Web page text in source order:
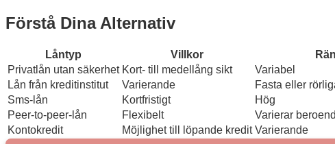
Förstå Dina Alternativ
Låntyp Villkor
Privatlån utan säkerhet Kort- till medellång sikt Variabel
Lån från kreditinstitut
Varierande Fasta eller
Sms-lån
Kortfristigt Hög
Peer-to-peer-lån
Flexibelt Varierar
Kontokredit
Möjlighet till löpande kredit Varierande